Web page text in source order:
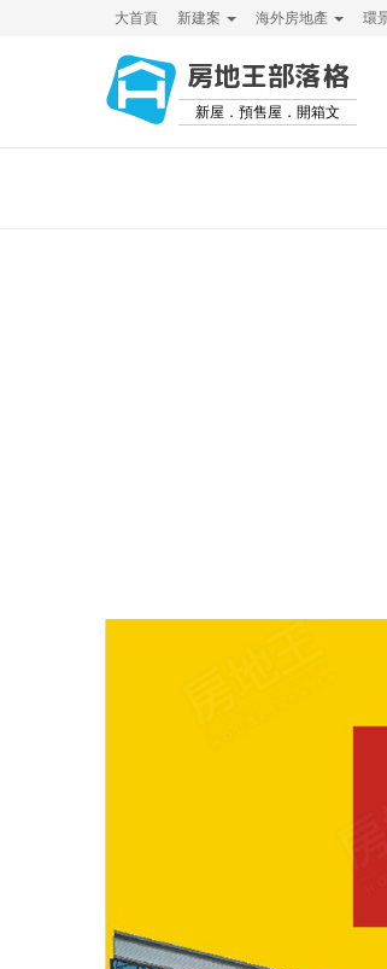
大首頁 新建案 海外房地產 環
房地王部落格
新屋．預售屋．開箱文